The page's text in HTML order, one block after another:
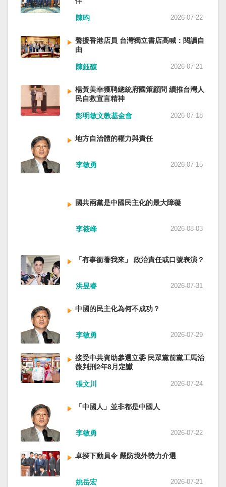
家。 一九四五年八一五，台灣人在祖國的迷惘與
迷障中做了錯誤的選擇，不只造成台灣集體命運
的台灣，要走向新歷史，珍惜台灣自己的條件，
好好建構我們尚未正常化的國家。台灣是小而
美、豐裕而堅強，在太平洋西南海域，一個閃亮
意收拾「中華民國」這個你們立鑄為繼承之國碑
銘的國號，台灣也會尊重歷史，對殘餘中國做歷
史的了結，寫下句點。生活在台灣的人們應共同
起造一個對「中國」不構成侵權的新國家，開啟
（作者是詩人）
與日本都會投入軍事力量協助救援。國軍與日本
自衛隊在大型災害時能提供人力、運輸、工程與
防、搜救與緊急醫療體系；地方政府負責整體應
變與資源調度，警察則協助交通管制、秩序維護
與災區管理。真正成熟的防災制度，需要的是整
期推動全民防災教育與社區演練，值得台灣參
考。但學習日本並非照搬制度，而是思考如何建
立符合台灣社會條件的防災文化。 防災的目的，
不只是讓人民在災害中生存下來，更是在災害發
的防災制度，不是要求人民只能服從撤離命令，
而是讓人民相信：當他們離開家園時，公共制度
會接住他們。
陳昀 2026-07-22
聲援香港店員 台灣獨立書店高喊：閱讀自
由
陳鈺馥 2026-07-21
楊黃美幸獲聘總統府國策顧問 續推台灣人
民自救宣言精神
彭明敏文教基金會 2026-07-18
地方自治體的權力與責任
李敏勇 2026-07-15
國共兩黨是中國民主化的最大障礙
李筱峰 2026-08-03
「有事衝著我來」 政治責任或口號表演？
洪昱睿 2026-07-31
中國的民主化為何不成功？
李敏勇 2026-07-29
接受中共資助參選立委 民眾黨前黨工馬治
薇判刑2年8月定讞
張文川 2026-07-24
「中國人」並非都是中國人
李敏勇 2026-07-22
卓揆下動員令 嚴防境外勢力介選
姚岳宏 2026-07-21